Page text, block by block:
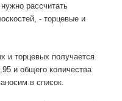
рассчитать
- торцевые и
и торцевых получается
и общего количества
в список.